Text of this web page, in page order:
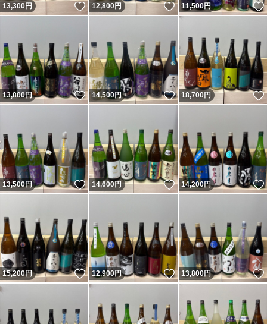
13,300円 いいね！
12,800円 いいね！
11,500円
13,800円 いいね！
14,500円 いいね！
18,700円
13,500円 いいね！
14,600円 いいね！
14,200円
15,200円 いいね！
12,900円 いいね！
13,800円